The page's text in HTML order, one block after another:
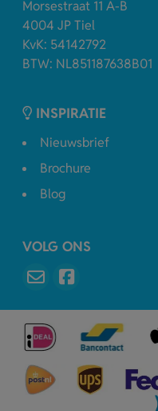
Morsestraat 11 A-B
4004 JP Tiel
KvK: 54142792
BTW: NL851187638B01
INSPIRATIE
Nieuwsbrief
Brochure
Blog
VOLG ONS